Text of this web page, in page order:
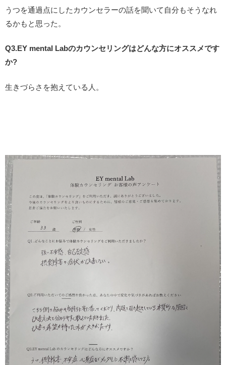
うつを通過点にしたカウンセラーの話を聞いて自分もそうなれ
るかもと思った。
Q3.EY mental Labのカウンセリングはどんな方にオススメです
か?
生きづらさを抱えている人。